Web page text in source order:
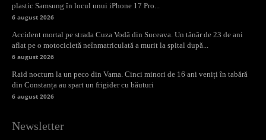
plastic Samsung în locul unui iPhone 17 Pro...
6 august 2026
Accident mortal pe strada Cuza Vodă din Suceava. Un tânăr de 23 de ani
aflat pe o motocicletă neînmatriculată a murit la spital după...
6 august 2026
Raid nocturn la un peco din Vama. Cinci minori de 16 ani veniți în tabără
din Constanța au spart un frigider cu băuturi
6 august 2026
Newsletter